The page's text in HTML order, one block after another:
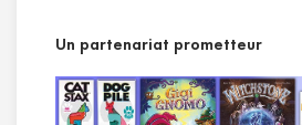
Un partenariat prometteur